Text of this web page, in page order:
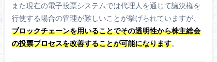
また現在の電子投票システムでは代理人を通じて議決権を
行使する場合の管理が難しいことが挙げられていますが、
ブロックチェーンを用いることでその透明性から株主総会
の投票プロセスを改善することが可能になります。